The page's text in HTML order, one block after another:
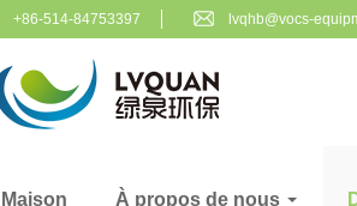
+86-514-84753397 lvqhb@vocs-
Maison À propos de nous